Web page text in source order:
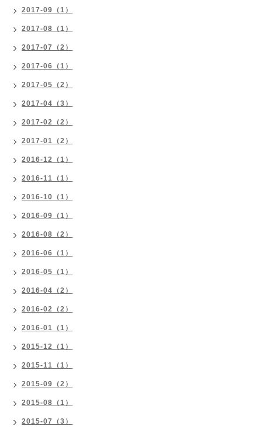
2017-09（1）
2017-08（1）
2017-07（2）
2017-06（1）
2017-05（2）
2017-04（3）
2017-02（2）
2017-01（2）
2016-12（1）
2016-11（1）
2016-10（1）
2016-09（1）
2016-08（2）
2016-06（1）
2016-05（1）
2016-04（2）
2016-02（2）
2016-01（1）
2015-12（1）
2015-11（1）
2015-09（2）
2015-08（1）
2015-07（3）